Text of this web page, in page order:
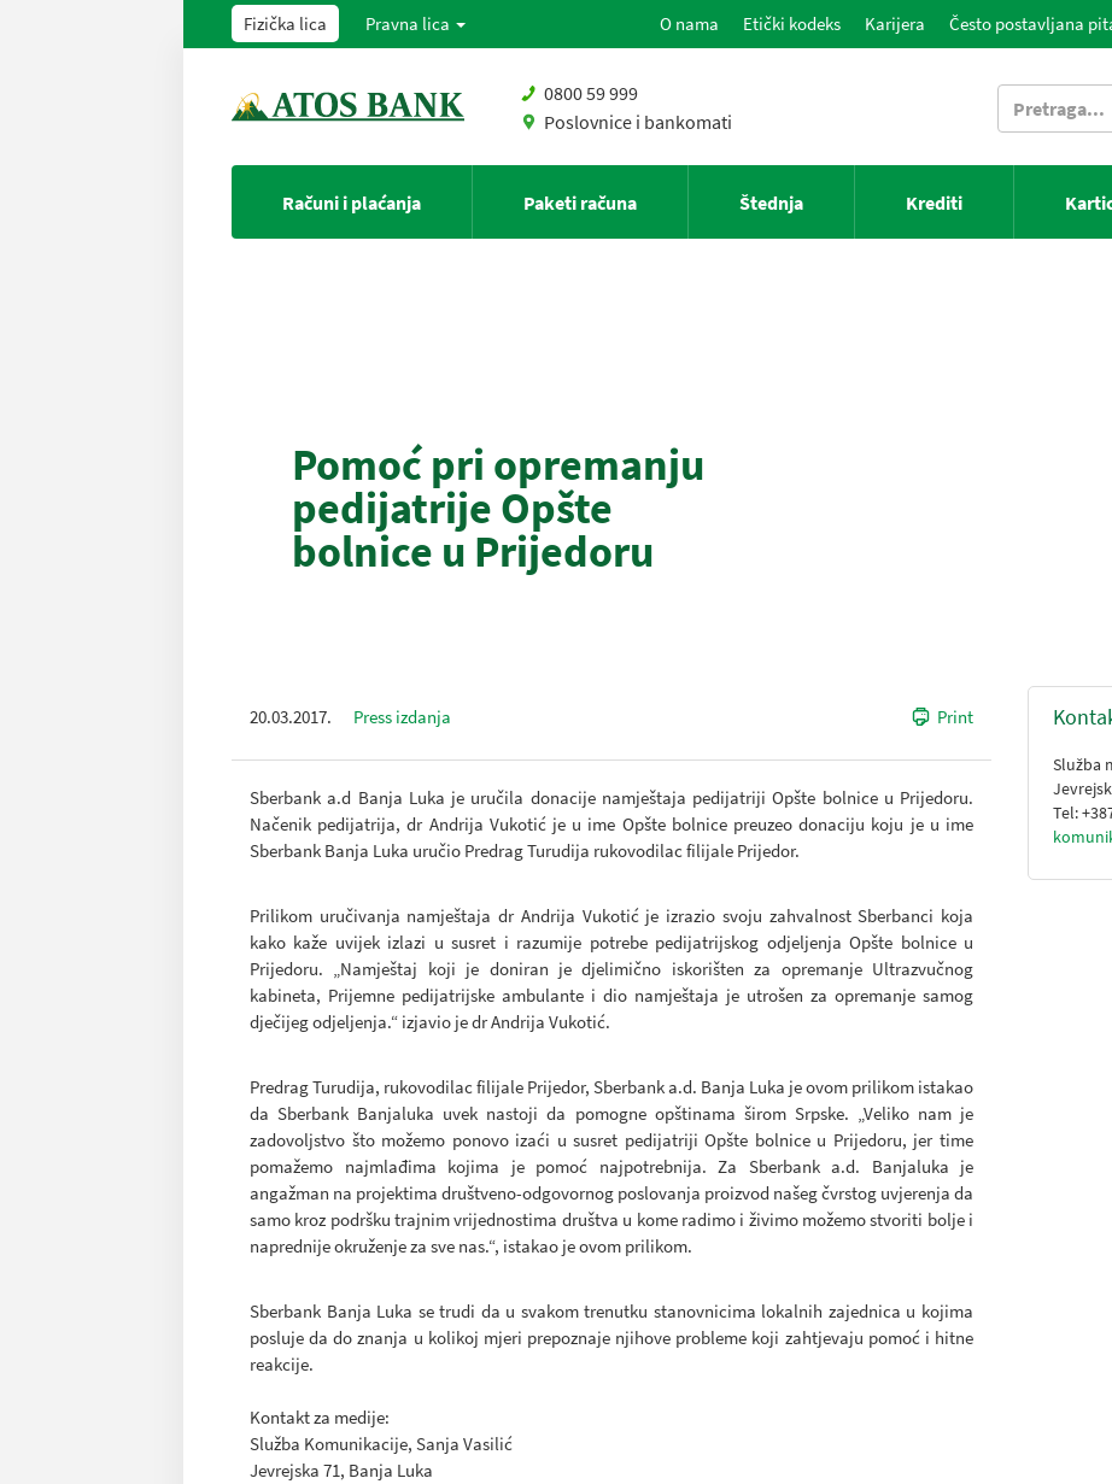
Fizička lica Pravna lica O nama Etički kodeks Karijera Često postavljana
0800 59 999
Poslovnice i bankomati
Računi i plaćanja Paketi računa Štednja Krediti
Pomoć pri opremanju
pedijatrije Opšte
bolnice u Prijedoru
20.03.2017. Press izdanja Print
Sberbank a.d Banja Luka je uručila donacije namještaja pedijatriji Opšte bolnice u Prijedoru.
Načenik pedijatrija, dr Andrija Vukotić je u ime Opšte bolnice preuzeo donaciju koju je u ime
Sberbank Banja Luka uručio Predrag Turudija rukovodilac filijale Prijedor.
Prilikom uručivanja namještaja dr Andrija Vukotić je izrazio svoju zahvalnost Sberbanci koja
kako kaže uvijek izlazi u susret i razumije potrebe pedijatrijskog odjeljenja Opšte bolnice u
Prijedoru. „Namještaj koji je doniran je djelimično iskorišten za opremanje Ultrazvučnog
kabineta, Prijemne pedijatrijske ambulante i dio namještaja je utrošen za opremanje samog
dječijeg odjeljenja.“ izjavio je dr Andrija Vukotić.
Predrag Turudija, rukovodilac filijale Prijedor, Sberbank a.d. Banja Luka je ovom prilikom istakao
da Sberbank Banjaluka uvek nastoji da pomogne opštinama širom Srpske. „Veliko nam je
zadovoljstvo što možemo ponovo izaći u susret pedijatriji Opšte bolnice u Prijedoru, jer time
pomažemo najmlađima kojima je pomoć najpotrebnija. Za Sberbank a.d. Banjaluka je
angažman na projektima društveno-odgovornog poslovanja proizvod našeg čvrstog uvjerenja da
samo kroz podršku trajnim vrijednostima društva u kome radimo i živimo možemo stvoriti bolje i
naprednije okruženje za sve nas.“, istakao je ovom prilikom.
Sberbank Banja Luka se trudi da u svakom trenutku stanovnicima lokalnih zajednica u kojima
posluje da do znanja u kolikoj mjeri prepoznaje njihove probleme koji zahtjevaju pomoć i hitne
reakcije.
Kontakt za medije:
Služba Komunikacije, Sanja Vasilić
Jevrejska 71, Banja Luka
Služba
Tel: